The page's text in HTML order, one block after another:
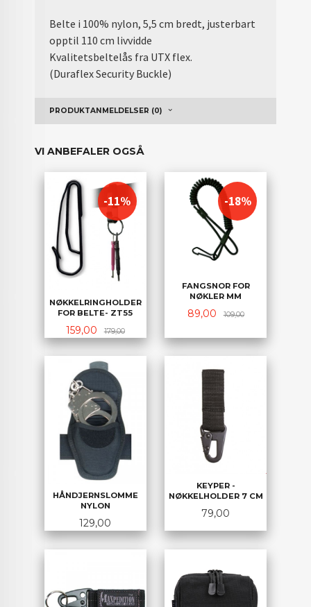
Belte i 100% nylon, 5,5 cm bredt, justerbart
opptil 110 cm livvidde
Kvalitetsbeltelås fra UTX flex.
(Duraflex Security Buckle)
PRODUKTANMELDELSER (0)
VI ANBEFALER OGSÅ
NØKKELRINGHOLDER
FOR BELTE- ZT55
Tilbud
159,00 179,00Rabatt
-11%
FANGSNOR FOR
NØKLER MM
Tilbud
89,00 109,00Rabatt
-18%
HÅNDJERNSLOMME
NYLON
Pris
129,00
KEYPER -
NØKKELHOLDER 7 CM
Pris
79,00